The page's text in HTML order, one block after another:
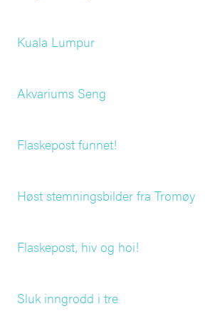
Kuala Lumpur
Akvariums Seng
Flaskepost funnet!
Høst stemningsbilder fra Tromøy
Flaskepost, hiv og hoi!
Sluk inngrodd i tre